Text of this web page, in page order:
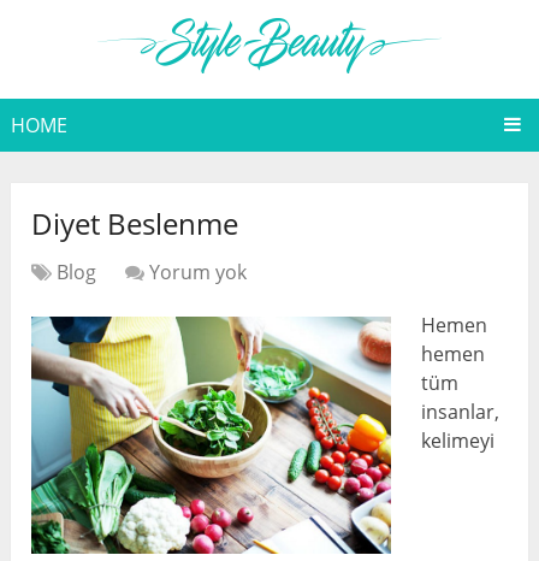
HOME
Diyet Beslenme
Blog
Yorum yok
Hemen
hemen
tüm
insanlar,
kelimeyi